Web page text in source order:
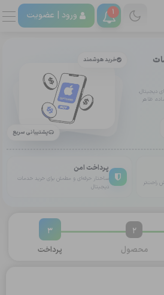
1 ورود | عضویت
دیجیتال،
ظاهر
خرید هوشمند
پشتیبانی سریع
راحت‌تر
پرداخت امن
ساختار حرفه‌ای و مطمئن برای خرید خدمات
دیجیتال
2
محصول
3
پرداخت